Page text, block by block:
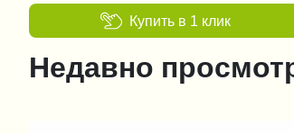
Купить в 1 клик
Недавно